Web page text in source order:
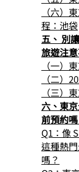
（六）
程：池袋
五、 別
旅遊注
（一）
（二）
（三）
六、東
前預約
Q1：像
這種熱
嗎？